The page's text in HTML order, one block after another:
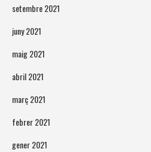
setembre 2021
juny 2021
maig 2021
abril 2021
març 2021
febrer 2021
gener 2021